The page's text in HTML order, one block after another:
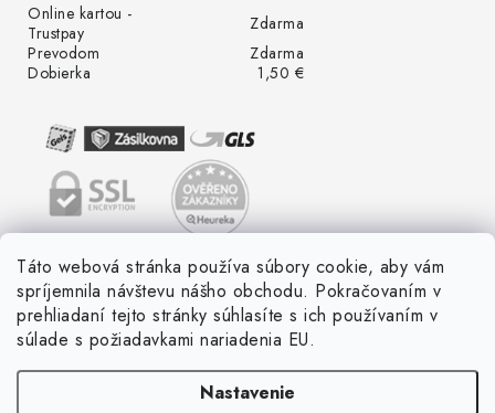
Táto webová stránka používa súbory cookie, aby vám
spríjemnila návštevu nášho obchodu. Pokračovaním v
prehliadaní tejto stránky súhlasíte s ich používaním v
súlade s požiadavkami nariadenia EU.
Nastavenie
Online kartou -
Trustpay
Zdarma
Prevodom
Zdarma
Dobierka
1,50 €